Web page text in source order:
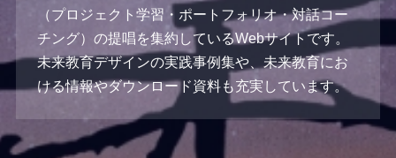
（プロジェクト学習・ポートフォリオ・対話コー
チング）の提唱を集約しているWebサイトです。
未来教育デザインの実践事例集や、未来教育にお
ける情報やダウンロード資料も充実しています。